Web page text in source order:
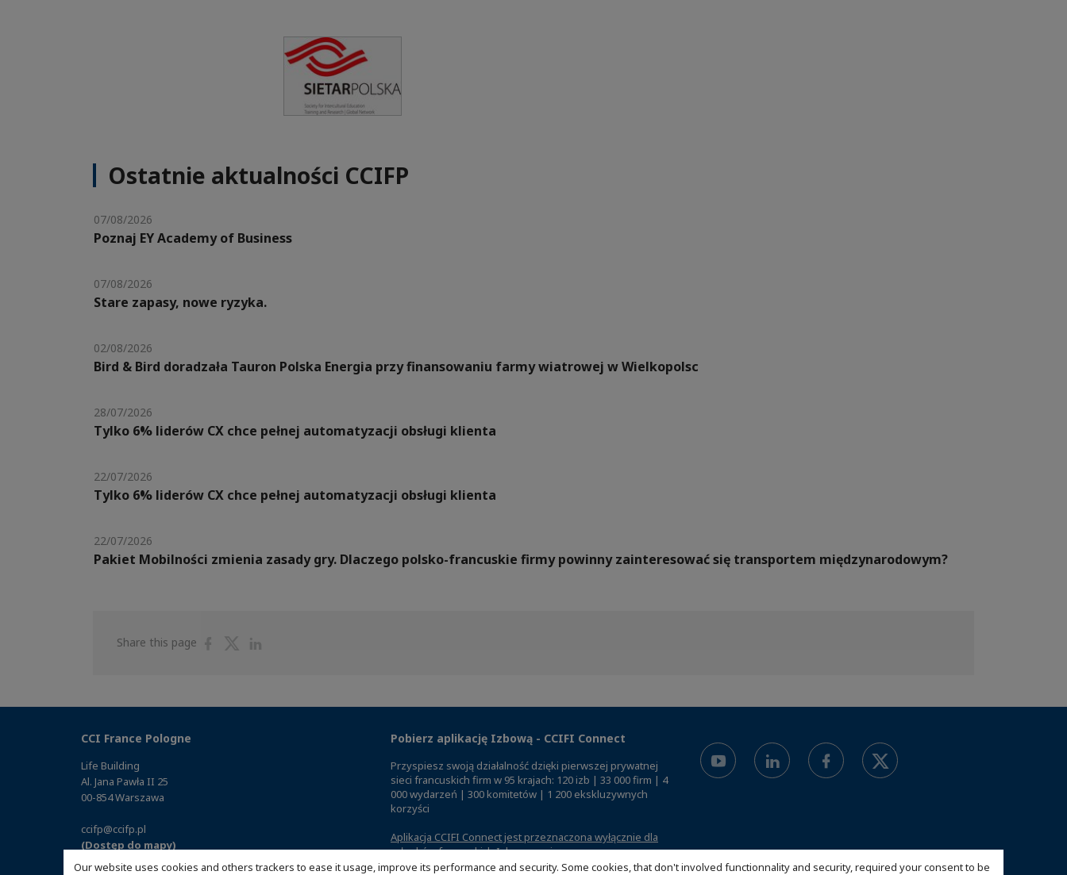
Our website uses cookies and others trackers to ease it usage, improve its performance and security. Some cookies, that don't involved functionnality and security, required your consent to be
Ostatnie aktualności CCIFP
07/08/2026
Poznaj EY Academy of Business
07/08/2026
Stare zapasy, nowe ryzyka.
02/08/2026
Bird & Bird doradzała Tauron Polska Energia przy finansowaniu farmy wiatrowej w Wielkopolsc
28/07/2026
Tylko 6% liderów CX chce pełnej automatyzacji obsługi klienta
22/07/2026
Tylko 6% liderów CX chce pełnej automatyzacji obsługi klienta
22/07/2026
Pakiet Mobilności zmienia zasady gry. Dlaczego polsko-francuskie firmy powinny zainteresować się transportem międzynarodowym?
Share this page
ShareShare
CCI France Pologne
Life Building
Al. Jana Pawła II 25
00-854 Warszawa
ccifp@ccifp.pl
(Dostęp do mapy)
Pobierz aplikację Izbową - CCIFI Connect
Przyspiesz swoją działalność dzięki pierwszej prywatnej
sieci francuskich firm w 95 krajach: 120 izb | 33 000 firm | 4
000 wydarzeń | 300 komitetów | 1 200 ekskluzywnych
korzyści
Aplikacja CCIFI Connect jest przeznaczona wyłącznie dla
członków francuskich Izb za granicą.